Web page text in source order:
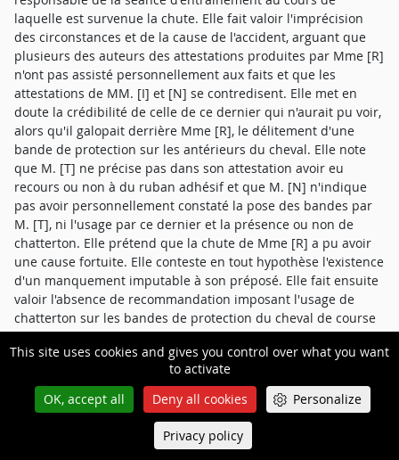
This site uses cookies and gives you control over what you want
to activate
OK, accept all
Deny all cookies Personalize
Privacy policy
laquelle est survenue la chute. Elle fait valoir l'imprécision
des circonstances et de la cause de l'accident, arguant que
plusieurs des auteurs des attestations produites par Mme [R]
n'ont pas assisté personnellement aux faits et que les
attestations de MM. [I] et [N] se contredisent. Elle met en
doute la crédibilité de celle de ce dernier qui n'aurait pu voir,
alors qu'il galopait derrière Mme [R], le délitement d'une
bande de protection sur les antérieurs du cheval. Elle note
que M. [T] ne précise pas dans son attestation avoir eu
recours ou non à du ruban adhésif et que M. [N] n'indique
pas avoir personnellement constaté la pose des bandes par
M. [T], ni l'usage par ce dernier et la présence ou non de
chatterton. Elle prétend que la chute de Mme [R] a pu avoir
une cause fortuite. Elle conteste en tout hypothèse l'existence
d'un manquement imputable à son préposé. Elle fait ensuite
valoir l'absence de recommandation imposant l'usage de
chatterton sur les bandes de protection du cheval de course
à l'entraînement et l'absence d'indication de pose d'un
dispositif supplémentaire adhésif en l'espèce. Elle soutient
aussi que l'usage de chatterton sur les bandes de protection
n'empêche en rien celles-ci de pouvoir glisser.
A titre subsidiaire, elle invoque un nécessaire partage de
responsabilité du fait de la faute de la victime qui a contribué